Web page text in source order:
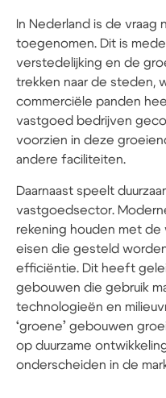
In Nederland is de
toegenomen. Dit is
verstedelijking en de
trekken naar de steden,
commerciële panden
vastgoed bedrijven
voorzien in deze
andere faciliteiten.
Daarnaast speelt
vastgoedsector.
rekening houden met de
eisen die gesteld
efficiëntie. Dit heeft
gebouwen die gebruik
technologieën en
‘groene’ gebouwen
op duurzame
onderscheiden in de